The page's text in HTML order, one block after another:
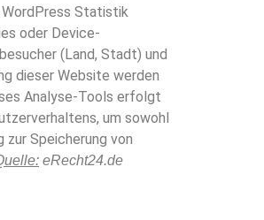
Statistik
oder Device-
(Land, Stadt) und
dieser Website werden
Analyse-Tools erfolgt
um sowohl
zur Speicherung von
eRecht24.de